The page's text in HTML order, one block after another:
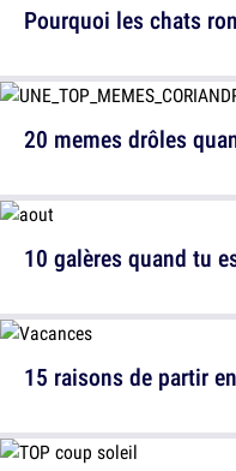
20 memes drôles
15 raisons de partir
Pourquoi les chats
10 galères quand tu